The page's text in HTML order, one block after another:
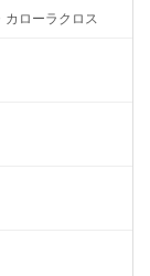
ローラクロス